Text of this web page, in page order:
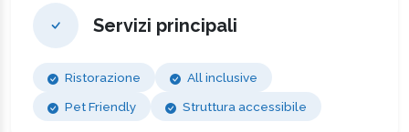
Servizi principali
Ristorazione
All inclusive
Pet Friendly
Struttura accessibile